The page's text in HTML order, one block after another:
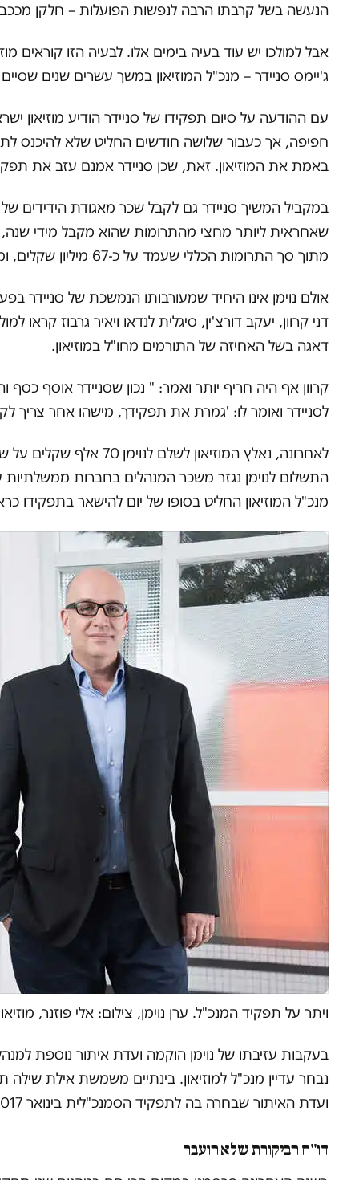
הנעשה בשל קרבתו הרבה לנפשות הפועלות – חלקן
אבל למולכו יש עוד בעיה בימים אלו. לבעיה הזו קוראים
ג'יימס סניידר – מנכ"ל המוזיאון במשך עשרים שנים שסיים
עם ההודעה על סיום תפקידו של סניידר הודיע מוזיאון
חפיפה, אך כעבור שלושה חודשים החליט שלא להיכנס
באמת את המוזיאון. זאת, שכן סניידר אמנם עזב את
מתוך סך התרומות הכללי שעמד על כ-67 מיליון שקלים, ומול תמיכה של המדינה בהיקף של כ-22 מיליון שקל.
אולם נוימן אינו היחיד שמעורבותו הנמשכת של
דני קרוון, יעקב דורצ'ין, סיגלית לנדאו ויאיר גרבוז
דאגה בשל האחיזה של התורמים מחו"ל במוזיאון.
קרוון אף היה חריף יותר ואמר: " נכון שסניידר אוסף
לסניידר ואומר לו: 'גמרת את תפקידך, מישהו אחר צריך
לאחרונה, נאלץ
התשלום לנוימן נגזר משכר המנהלים בחברות
מנכ"ל המוזיאון החליט בסופו של יום להישאר
ויתר על תפקיד המנכ"ל. ערן נוימן, צילום: אלי פוזנר,
בעקבות עזיבתו של נוימן הוקמה ועדת איתור נוספת
נבחר עדיין מנכ"ל למוזיאון. בינתיים משמשת אילת
ועדת האיתור שבחרה בה לתפקיד הסמנכ"לית בינואר 2017, היא נעדרת בקיאות "בהיבטים הקשורים למוזיאולוגיה ואמנות".
דו"ח הביקורת שלא הועבר